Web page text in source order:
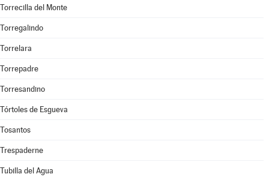
Torrecilla del Monte
Torregalindo
Torrelara
Torrepadre
Torresandino
Tórtoles de Esgueva
Tosantos
Trespaderne
Tubilla del Agua